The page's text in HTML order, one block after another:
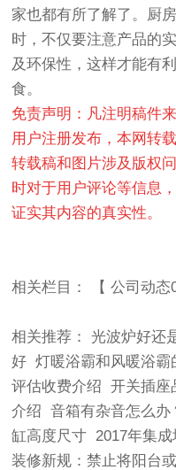
家也都有所了解了。厨
时，不仅要注意产品的
及环保性，这样才能有
食。
免责声明：凡注明稿件
用户注册发布，本网转
转载稿和图片涉及版权
时对于用户评论等信息
证实其内容的真实性。
相关栏目： 【 公司动态
相关推荐：光波炉好还
好 灯暖浴霸和风暖浴霸
评估收费介绍
开关插座
介绍
音箱有杂音怎么办
缸高度尺寸 2017年集
装修新规：禁止将阳台